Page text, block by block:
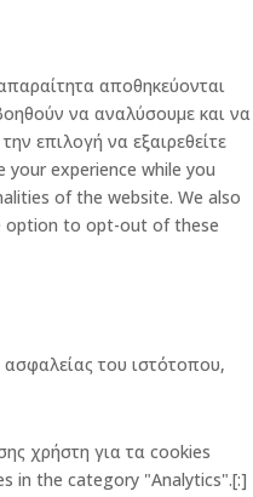
αποθηκεύονται
να αναλύσουμε και να
επιλογή να εξαιρεθείτε
your experience while you
of the website. We also
option to opt-out of these
ασφαλείας του ιστότοπου,
χρήστη για τα cookies
in the category "Analytics".[:]